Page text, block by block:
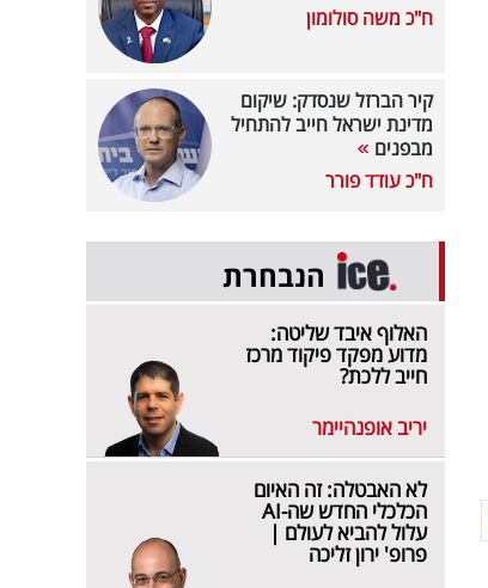
ח"כ משה סולומון
קיר הברזל שנסדק: שיקום
מדינת ישראל חייב להתחיל
מבפנים
ח"כ עודד פורר
הנבחרת
האלוף איבד שליטה:
מדוע מפקד פיקוד מרכז
חייב ללכת?
יריב אופנהיימר
לא האבטלה: זה האיום
הכלכלי החדש שה-AI
עלול להביא לעולם |
פרופ' ירון זליכה